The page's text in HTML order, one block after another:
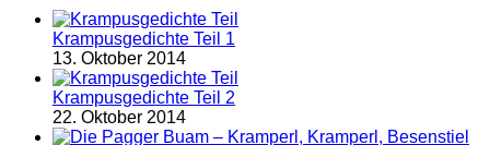
Krampusgedichte Teil 1
13. Oktober 2014
Krampusgedichte Teil 2
22. Oktober 2014